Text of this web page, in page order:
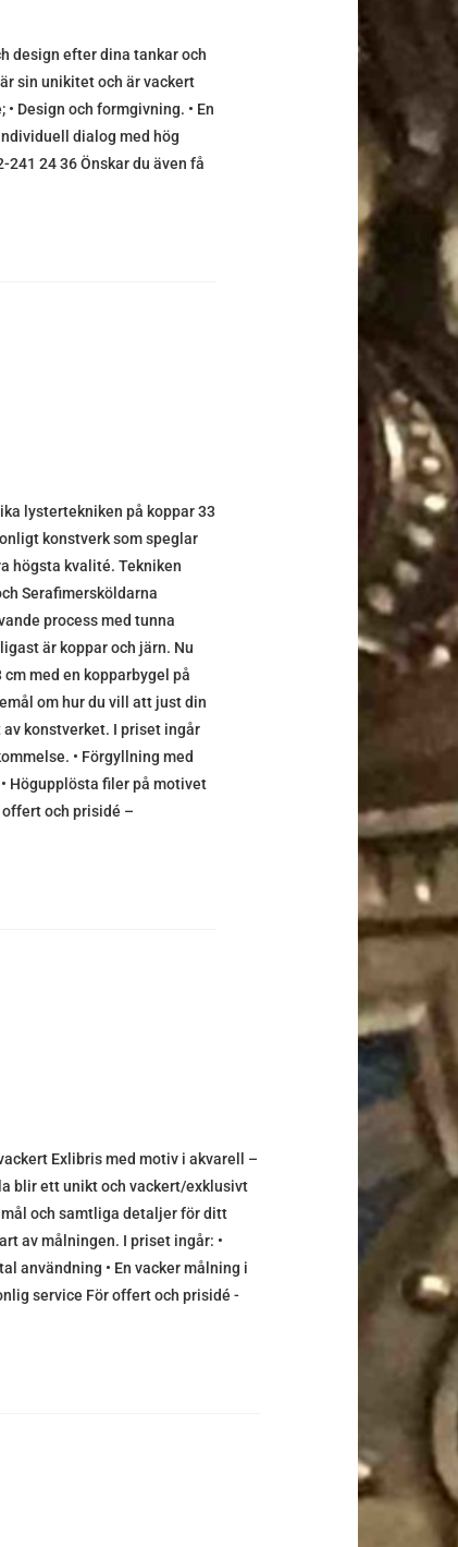
design efter dina tankar och
sin unikitet och är vackert
Design och formgivning. • En
dialog med hög
24 36 Önskar du även få
lystertekniken på koppar 33
konstverk som speglar
högsta kvalité. Tekniken
Serafimersköldarna
process med tunna
är koppar och järn. Nu
med en kopparbygel på
om hur du vill att just din
konstverket. I priset ingår
• Förgyllning med
Högupplösta filer på motivet
och prisidé –
Exlibris med motiv i akvarell –
blir ett unikt och vackert/exklusivt
och samtliga detaljer för ditt
av målningen. I priset ingår: •
användning • En vacker målning i
service För offert och prisidé -